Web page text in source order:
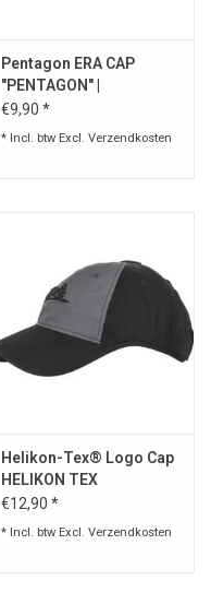
Pentagon ERA CAP
"PENTAGON" |
€9,90 *
* Incl. btw Excl. Verzendkosten
Helikon-Tex® Logo Cap
HELIKON TEX
€12,90 *
* Incl. btw Excl. Verzendkosten